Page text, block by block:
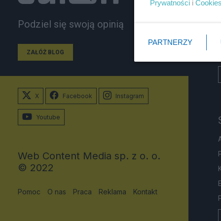
Podziel się swoją opinią
ZAŁÓŻ BLOG
X Facebook Instagram
Youtube
Web Content Media sp. z o. o.
© 2022
Pomoc O nas Praca Reklama Kontakt
Prywatności i Cookies
PARTNERZY